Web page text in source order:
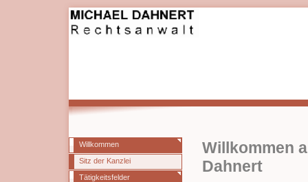
Willkommen
Sitz der Kanzlei
Tätigkeitsfelder
Willkommen
Dahnert